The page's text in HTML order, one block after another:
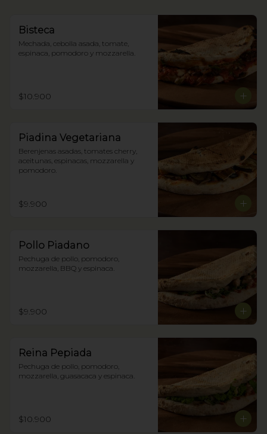
Bisteca
Mechada, cebolla asada, tomate,
espinaca, pomodoro y mozzarella.
$10.900
Piadina Vegetariana
Berenjenas asadas, tomates cherry,
aceitunas, espinacas, mozzarella y
pomodoro.
$9.900
Pollo Piadano
Pechuga de pollo, pomodoro,
mozzarella, BBQ y espinaca.
$9.900
Reina Pepiada
Pechuga de pollo, pomodoro,
mozzarella, guasacaca y espinaca.
$10.900